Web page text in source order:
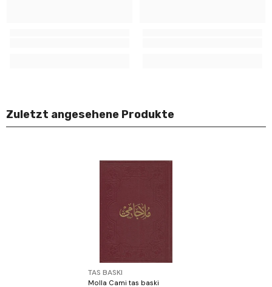
Zuletzt angesehene Produkte
Verkäufer:
TAS BASKI
Molla Cami tas baski